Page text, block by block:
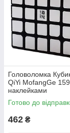
Головоломка
QiYi MofangGe
наклейками
Готово до
462 ₴